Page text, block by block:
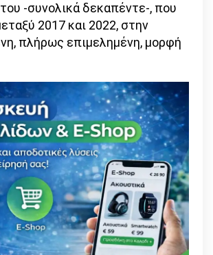
-συνολικά δεκαπέντε-, που
2017 και 2022, στην
πλήρως επιμελημένη, μορφή